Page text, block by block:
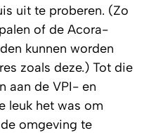
uit te proberen. (Zo
of de Acora-
kunnen worden
zoals deze.) Tot die
aan de VPI- en
leuk het was om
omgeving te